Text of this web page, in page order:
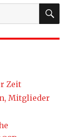
Zeit
Mitglieder